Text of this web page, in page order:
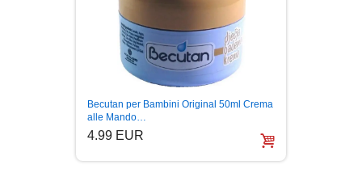
PRIČE
PUBLICISTIKA
PUTOPISI
STRIP
Becutan per Bambini Original 50ml Crema
alle Mando…
4.99 EUR